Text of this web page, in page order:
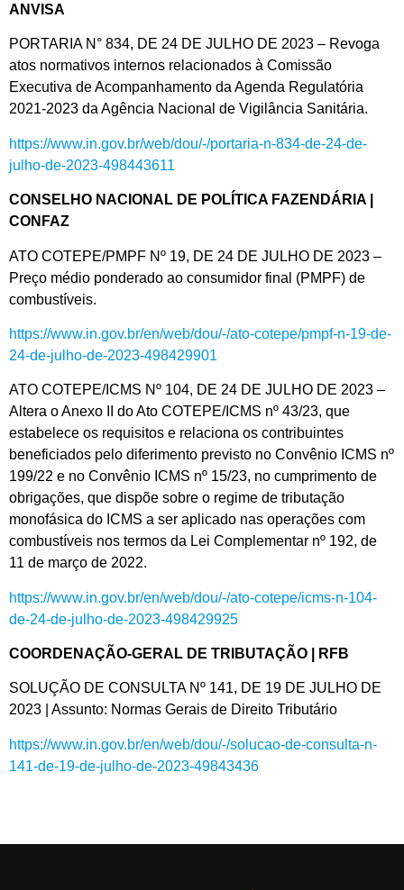
ANVISA
PORTARIA N° 834, DE 24 DE JULHO DE 2023 – Revoga
atos normativos internos relacionados à Comissão
Executiva de Acompanhamento da Agenda Regulatória
2021-2023 da Agência Nacional de Vigilância Sanitária.
https://www.in.gov.br/web/dou/-/portaria-n-834-de-24-de-
julho-de-2023-498443611
CONSELHO NACIONAL DE POLÍTICA FAZENDÁRIA |
CONFAZ
ATO COTEPE/PMPF Nº 19, DE 24 DE JULHO DE 2023 –
Preço médio ponderado ao consumidor final (PMPF) de
combustíveis.
https://www.in.gov.br/en/web/dou/-/ato-cotepe/pmpf-n-19-de-
24-de-julho-de-2023-498429901
ATO COTEPE/ICMS Nº 104, DE 24 DE JULHO DE 2023 –
Altera o Anexo II do Ato COTEPE/ICMS nº 43/23, que
estabelece os requisitos e relaciona os contribuintes
beneficiados pelo diferimento previsto no Convênio ICMS nº
199/22 e no Convênio ICMS nº 15/23, no cumprimento de
obrigações, que dispõe sobre o regime de tributação
monofásica do ICMS a ser aplicado nas operações com
combustíveis nos termos da Lei Complementar nº 192, de
11 de março de 2022.
https://www.in.gov.br/en/web/dou/-/ato-cotepe/icms-n-104-
de-24-de-julho-de-2023-498429925
COORDENAÇÃO-GERAL DE TRIBUTAÇÃO | RFB
SOLUÇÃO DE CONSULTA Nº 141, DE 19 DE JULHO DE
2023 | Assunto: Normas Gerais de Direito Tributário
https://www.in.gov.br/en/web/dou/-/solucao-de-consulta-n-
141-de-19-de-julho-de-2023-49843436